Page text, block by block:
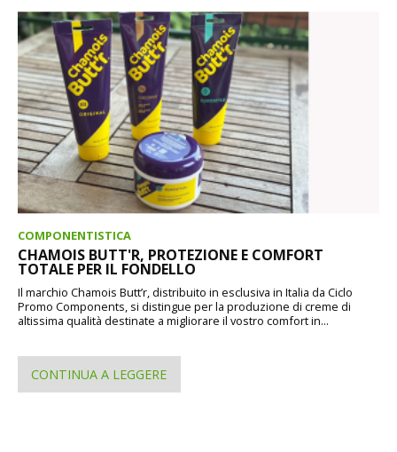
COMPONENTISTICA
CHAMOIS BUTT'R, PROTEZIONE E COMFORT
TOTALE PER IL FONDELLO
Il marchio Chamois Butt’r, distribuito in esclusiva in Italia da Ciclo
Promo Components, si distingue per la produzione di creme di
altissima qualità destinate a migliorare il vostro comfort in...
CONTINUA A LEGGERE